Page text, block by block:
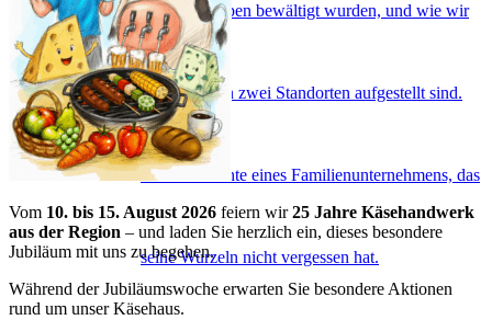
welche Etappen bewältigt wurden, und wie wir
heute mit den zwei Standorten aufgestellt sind.
Die Geschichte eines Familienunternehmens, das
seine Wurzeln nicht vergessen hat.
Vom 10. bis 15. August 2026 feiern wir25 Jahre Käsehandwerk
aus der Region – und laden Sie herzlich ein, dieses besondere
Jubiläum mit uns zu begehen.
Während der Jubiläumswoche erwarten Sie besondere Aktionen
rund um unser Käsehaus.